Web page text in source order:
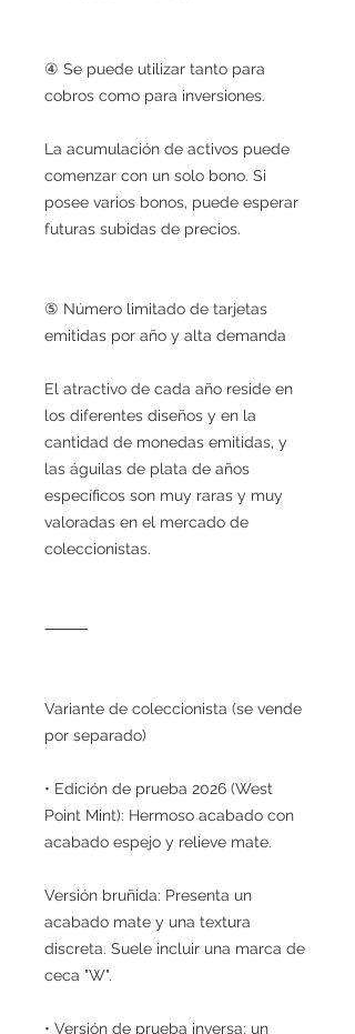
④ Se puede utilizar tanto para
cobros como para inversiones.
La acumulación de activos puede
comenzar con un solo bono. Si
posee varios bonos, puede esperar
futuras subidas de precios.
⑤ Número limitado de tarjetas
emitidas por año y alta demanda
El atractivo de cada año reside en
los diferentes diseños y en la
cantidad de monedas emitidas, y
las águilas de plata de años
específicos son muy raras y muy
valoradas en el mercado de
coleccionistas.
⸻
Variante de coleccionista (se vende
por separado)
• Edición de prueba 2026 (West
Point Mint): Hermoso acabado con
acabado espejo y relieve mate.
Versión bruñida: Presenta un
acabado mate y una textura
discreta. Suele incluir una marca de
ceca "W".
• Versión de prueba inversa: un